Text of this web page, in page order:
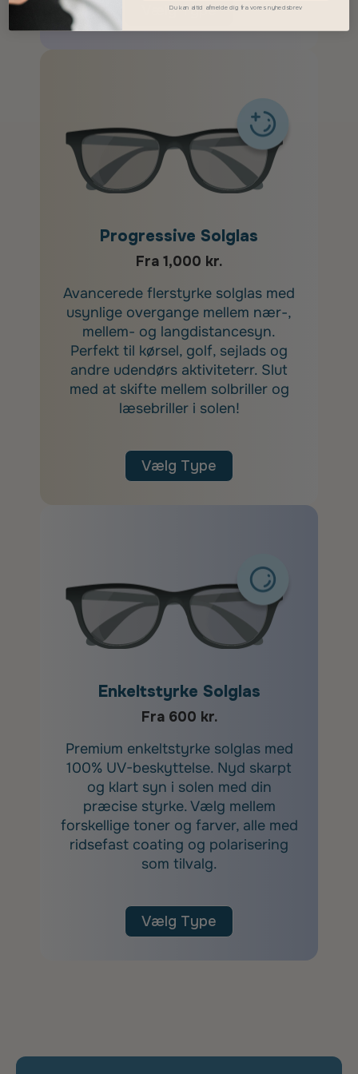
Vælg Type
Progressive Solglas
Fra 1,000 kr.
Avancerede flerstyrke solglas med
usynlige overgange mellem nær-,
mellem- og langdistancesyn.
Perfekt til kørsel, golf, sejlads og
andre udendørs aktiviteterr. Slut
med at skifte mellem solbriller og
læsebriller i solen!
Vælg Type
Enkeltstyrke Solglas
Fra 600 kr.
Premium enkeltstyrke solglas med
100% UV-beskyttelse. Nyd skarpt
og klart syn i solen med din
præcise styrke. Vælg mellem
forskellige toner og farver, alle med
ridsefast coating og polarisering
som tilvalg.
Vælg Type
Du kan altid afmelde dig fra vores nyhedsbrev